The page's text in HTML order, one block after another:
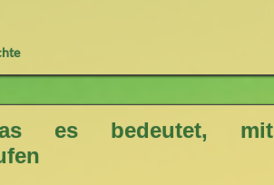
es bedeutet, mit